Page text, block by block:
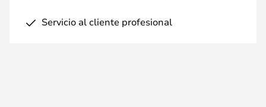
Servicio al cliente profesional